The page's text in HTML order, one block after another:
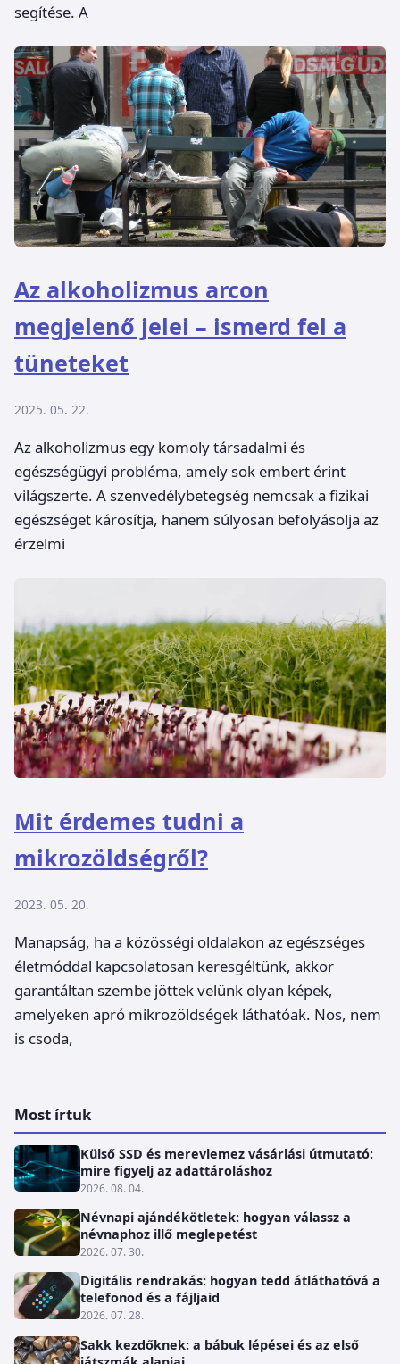
segítése. A
Az alkoholizmus arcon
megjelenő jelei – ismerd fel a
tüneteket
2025. 05. 22.
Az alkoholizmus egy komoly társadalmi és
egészségügyi probléma, amely sok embert érint
világszerte. A szenvedélybetegség nemcsak a fizikai
egészséget károsítja, hanem súlyosan befolyásolja az
érzelmi
Mit érdemes tudni a
mikrozöldségről?
2023. 05. 20.
Manapság, ha a közösségi oldalakon az egészséges
életmóddal kapcsolatosan keresgéltünk, akkor
garantáltan szembe jöttek velünk olyan képek,
amelyeken apró mikrozöldségek láthatóak. Nos, nem
is csoda,
Most írtuk
Külső SSD és merevlemez vásárlási útmutató:
mire figyelj az adattároláshoz
2026. 08. 04.
Névnapi ajándékötletek: hogyan válassz a
névnaphoz illő meglepetést
2026. 07. 30.
Digitális rendrakás: hogyan tedd átláthatóvá a
telefonod és a fájljaid
2026. 07. 28.
Sakk kezdőknek: a bábuk lépései és az első